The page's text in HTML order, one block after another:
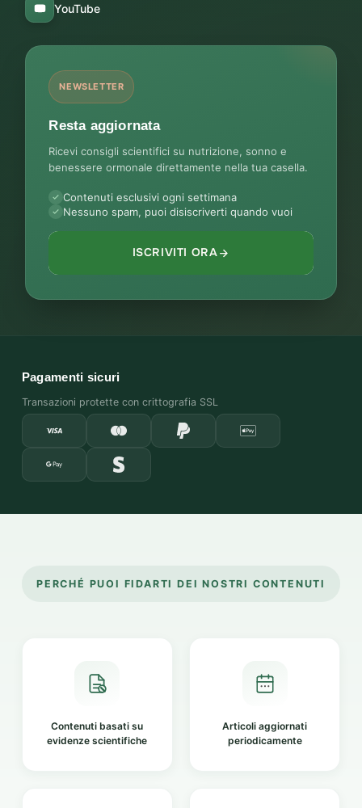
YouTube
NEWSLETTER
Resta aggiornata
Ricevi consigli scientifici su nutrizione, sonno e
benessere ormonale direttamente nella tua casella.
Contenuti esclusivi ogni settimana
Nessuno spam, puoi disiscriverti quando vuoi
ISCRIVITI ORA
Pagamenti sicuri
Transazioni protette con crittografia SSL
PERCHÉ PUOI FIDARTI DEI NOSTRI CONTENUTI
Contenuti basati su
evidenze scientifiche
Articoli aggiornati
periodicamente